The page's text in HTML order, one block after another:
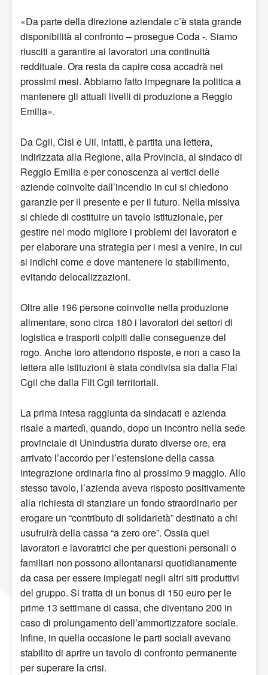
«Da parte della direzione aziendale c’è stata grande
disponibilità al confronto – prosegue Coda -. Siamo
riusciti a garantire ai lavoratori una continuità
reddituale. Ora resta da capire cosa accadrà nei
prossimi mesi. Abbiamo fatto impegnare la politica a
mantenere gli attuali livelli di produzione a Reggio
Emilia».
Da Cgil, Cisl e Uil, infatti, è partita una lettera,
indirizzata alla Regione, alla Provincia, al sindaco di
Reggio Emilia e per conoscenza ai vertici delle
aziende coinvolte dall’incendio in cui si chiedono
garanzie per il presente e per il futuro. Nella missiva
si chiede di costituire un tavolo istituzionale, per
gestire nel modo migliore i problemi dei lavoratori e
per elaborare una strategia per i mesi a venire, in cui
si indichi come e dove mantenere lo stabilimento,
evitando delocalizzazioni.
Oltre alle 196 persone coinvolte nella produzione
alimentare, sono circa 180 i lavoratori dei settori di
logistica e trasporti colpiti dalle conseguenze del
rogo. Anche loro attendono risposte, e non a caso la
lettera alle istituzioni è stata condivisa sia dalla Flai
Cgil che dalla Filt Cgil territoriali.
La prima intesa raggiunta da sindacati e azienda
risale a martedì, quando, dopo un incontro nella sede
provinciale di Unindustria durato diverse ore, era
arrivato l’accordo per l’estensione della cassa
integrazione ordinaria fino al prossimo 9 maggio. Allo
stesso tavolo, l’azienda aveva risposto positivamente
alla richiesta di stanziare un fondo straordinario per
erogare un “contributo di solidarietà” destinato a chi
usufruirà della cassa “a zero ore”. Ossia quei
lavoratori e lavoratrici che per questioni personali o
familiari non possono allontanarsi quotidianamente
da casa per essere impiegati negli altri siti produttivi
del gruppo. Si tratta di un bonus di 150 euro per le
prime 13 settimane di cassa, che diventano 200 in
caso di prolungamento dell’ammortizzatore sociale.
Infine, in quella occasione le parti sociali avevano
stabilito di aprire un tavolo di confronto permanente
per superare la crisi.